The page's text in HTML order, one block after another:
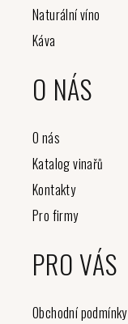
Naturální víno
Káva
O NÁS
O nás
Katalog vinařů
Kontakty
Pro firmy
PRO VÁS
Obchodní podmínky